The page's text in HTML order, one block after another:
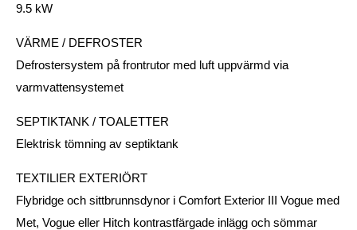
9.5 kW
VÄRME / DEFROSTER
Defrostersystem på frontrutor med luft uppvärmd via
varmvattensystemet
SEPTIKTANK / TOALETTER
Elektrisk tömning av septiktank
TEXTILIER EXTERIÖRT
Flybridge och sittbrunnsdynor i Comfort Exterior III Vogue med
Met, Vogue eller Hitch kontrastfärgade inlägg och sömmar